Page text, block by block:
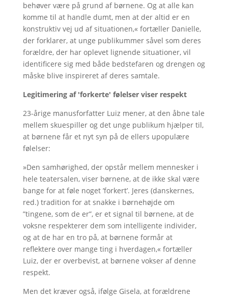
behøver være på grund af børnene. Og at alle kan
komme til at handle dumt, men at der altid er en
konstruktiv vej ud af situationen,« fortæller Danielle,
der forklarer, at unge publikummer såvel som deres
forældre, der har oplevet lignende situationer, vil
identificere sig med både bedstefaren og drengen og
måske blive inspireret af deres samtale.
Legitimering af 'forkerte' følelser viser respekt
23-årige manusforfatter Luiz mener, at den åbne tale
mellem skuespiller og det unge publikum hjælper til,
at børnene får et nyt syn på de ellers upopulære
følelser:
»Den samhørighed, der opstår mellem mennesker i
hele teatersalen, viser børnene, at de ikke skal være
bange for at føle noget ’forkert’. Jeres (danskernes,
red.) tradition for at snakke i børnehøjde om
”tingene, som de er”, er et signal til børnene, at de
voksne respekterer dem som intelligente individer,
og at de har en tro på, at børnene formår at
reflektere over mange ting i hverdagen,« fortæller
Luiz, der er overbevist, at børnene vokser af denne
respekt.
Men det kræver også, ifølge Gisela, at forældrene